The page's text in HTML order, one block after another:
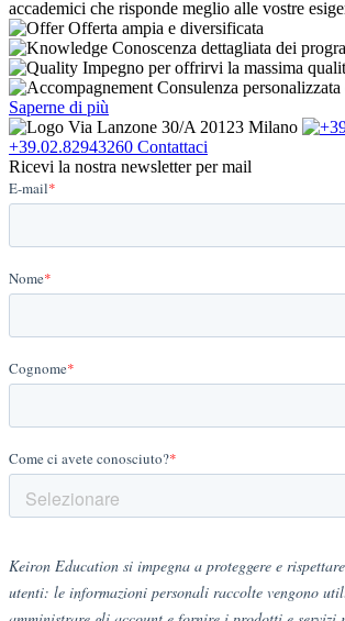
accademici che risponde meglio alle vostre
Offerta ampia e diversificata
Conoscenza dettagliata dei
Impegno per offrirvi la massima
Consulenza
Saperne di più
Via Lanzone 30/A 20123 Milano
+39.02.82943260 Contattaci
Ricevi la nostra newsletter per mail